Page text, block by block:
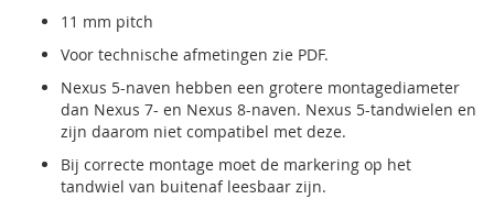
11 mm pitch
Voor technische afmetingen zie PDF.
Nexus 5-naven hebben een grotere montagediameter
dan Nexus 7- en Nexus 8-naven. Nexus 5-tandwielen en
zijn daarom niet compatibel met deze.
Bij correcte montage moet de markering op het
tandwiel van buitenaf leesbaar zijn.